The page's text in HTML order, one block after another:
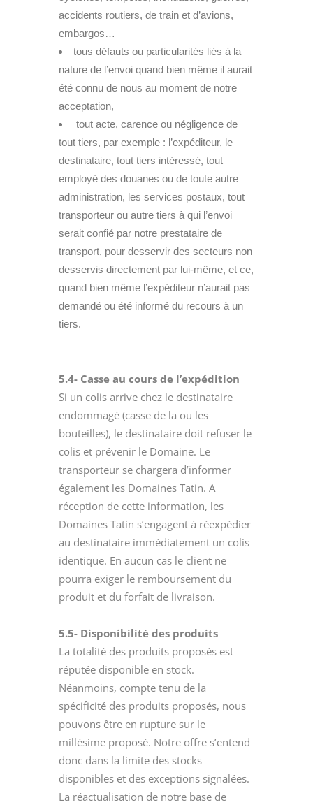
accidents routiers, de train et d’avions,
embargos…
tous défauts ou particularités liés à la
nature de l’envoi quand bien même il aurait
été connu de nous au moment de notre
acceptation,
tout acte, carence ou négligence de
tout tiers, par exemple : l’expéditeur, le
destinataire, tout tiers intéressé, tout
employé des douanes ou de toute autre
administration, les services postaux, tout
transporteur ou autre tiers à qui l’envoi
serait confié par notre prestataire de
transport, pour desservir des secteurs non
desservis directement par lui-même, et ce,
quand bien même l’expéditeur n’aurait pas
demandé ou été informé du recours à un
tiers.
5.4- Casse au cours de l’expédition
Si un colis arrive chez le destinataire
endommagé (casse de la ou les
bouteilles), le destinataire doit refuser le
colis et prévenir le Domaine. Le
transporteur se chargera d’informer
également les Domaines Tatin. A
réception de cette information, les
Domaines Tatin s’engagent à réexpédier
au destinataire immédiatement un colis
identique. En aucun cas le client ne
pourra exiger le remboursement du
produit et du forfait de livraison.
5.5- Disponibilité des produits
La totalité des produits proposés est
réputée disponible en stock.
Néanmoins, compte tenu de la
spécificité des produits proposés, nous
pouvons être en rupture sur le
millésime proposé. Notre offre s’entend
donc dans la limite des stocks
disponibles et des exceptions signalées.
La réactualisation de notre base de